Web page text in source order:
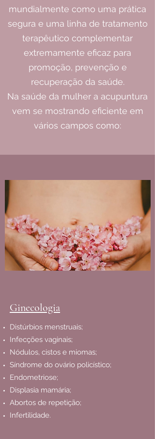
mundialmente como uma prática
segura e uma linha de tratamento
terapêutico complementar
extremamente eficaz para
promoção, prevenção e
recuperação da saúde.
Na saúde da mulher a acupuntura
vem se mostrando eficiente em
vários campos como:
Ginecologia
Distúrbios menstruais;
Infecções vaginais;
Nódulos, cistos e miomas;
Síndrome do ovário policístico;
Endometriose;
Displasia mamária;
Abortos de repetição;
Infertilidade.